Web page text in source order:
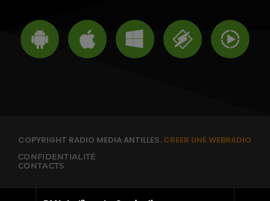
COPYRIGHT RADIO MEDIA ANTILLES. CREER UNE WEBRADIO
CONFIDENTIALITÉ
CONTACTS